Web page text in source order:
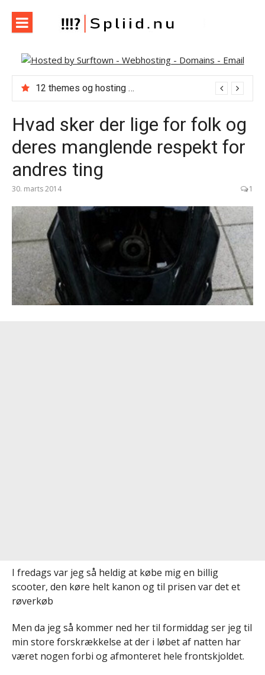
indhold
Spliid.nu
Web, Hverdag, Whatever :-) MIN blog om it, internet og
andet der falder mig ind…
12 themes og hosting med Themeforest
Hvad sker der lige for folk og
deres manglende respekt for
andres ting
30. marts 2014 1
I fredags var jeg så heldig at købe mig en billig
scooter, den køre helt kanon og til prisen var det et
røverkøb
Men da jeg så kommer ned her til formiddag ser jeg til
min store forskrækkelse at der i løbet af natten har
været nogen forbi og afmonteret hele frontskjoldet.